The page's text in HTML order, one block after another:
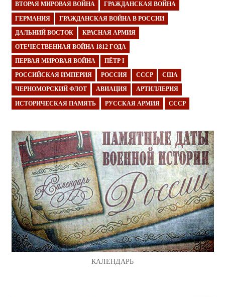
ВТОРАЯ МИРОВАЯ ВОЙНА ГРАЖДАНСКАЯ ВОЙНА
ГЕРМАНИЯ ГРАЖДАНСКАЯ ВОЙНА В РОССИИ
ДАЛЬНИЙ ВОСТОК КРАСНАЯ АРМИЯ
ОТЕЧЕСТВЕННАЯ ВОЙНА 1812 ГОДА
ПЕРВАЯ МИРОВАЯ ВОЙНА ПЁТР I
РОССИЙСКАЯ ИМПЕРИЯ РОССИЯ СССР США
ЧЕРНОМОРСКИЙ ФЛОТ АВИАЦИЯ АРТИЛЛЕРИЯ
ИСТОРИЧЕСКАЯ ПАМЯТЬ РУССКАЯ АРМИЯ СССР
КАЛЕНДАРЬ